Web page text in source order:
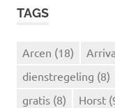
e
TAGS
Arcen (18) Arriva
dienstregeling (8)
gratis (8) Horst